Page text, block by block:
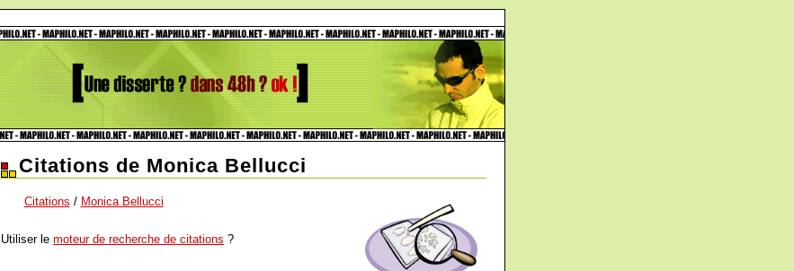
Citations de Monica Bellucci
Citations / Monica Bellucci
Utiliser le moteur de recherche de citations ?